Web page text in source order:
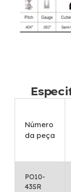
Número
da peça
PO10-
43SR